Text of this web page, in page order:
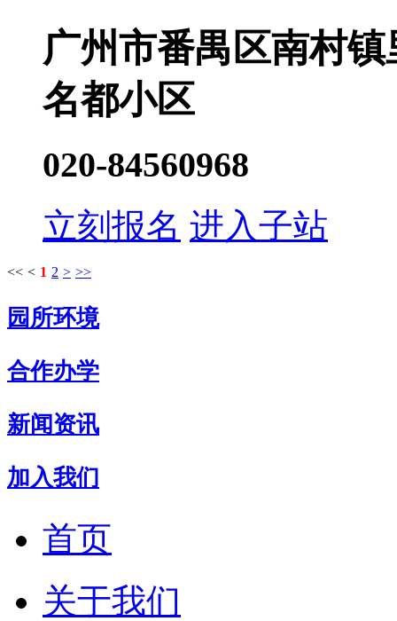
广州市番禺区南村
名都小区
020-84560968
立刻报名 进入子站
<< < 1 2 > >>
园所环境
合作办学
新闻资讯
加入我们
首页
关于我们